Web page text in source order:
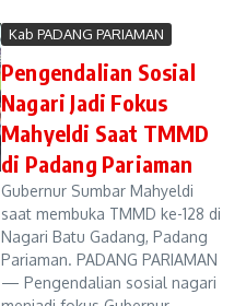
Kab PADANG PARIAMAN
Pengendalian Sosial
Nagari Jadi Fokus
Mahyeldi Saat TMMD
di Padang Pariaman
Gubernur Sumbar Mahyeldi
saat membuka TMMD ke-128 di
Nagari Batu Gadang, Padang
Pariaman. PADANG PARIAMAN
— Pengendalian sosial nagari